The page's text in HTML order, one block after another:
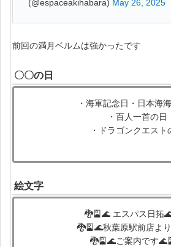
(@espaceakihabara) May 26, 2025
前回の満月ベルムは強かったです
〇〇の日
・海軍記念日・日本海
・百人一首の日
・ドラゴンクエスト
絵文字
🐉🎴🌊 エスパス日拓
🐉🎴🌊秋葉原駅前店よ
🐉🎴🌊ご案内です